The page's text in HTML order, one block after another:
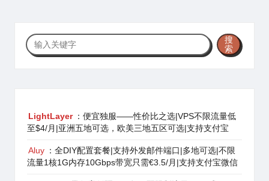
分
页
搜
索
搜
索
LightLayer ：便宜独服——性价比之选|VPS不限流量低
至$4/月|亚洲五地可选，欧美三地五区可选|支持支付宝
Aluy ：全DIY配置套餐|支持外发邮件端口|多地可选|不限
流量1核1G内存10Gbps带宽只需€3.5/月|支持支付宝微信